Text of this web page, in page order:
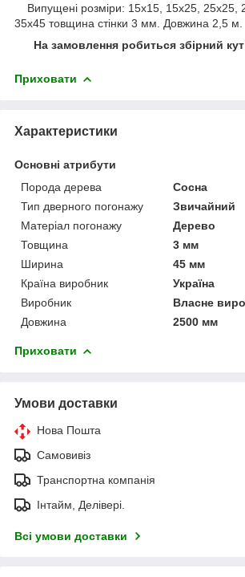
Випущені розміри: 15x15, 15х25, 25x25,
35x45 товщина стінки 3 мм. Довжина 2,5 м.
На замовлення робиться збірний кут
Приховати
Характеристики
Основні атрибути
Порода дерева
Сосна
Тип дверного погонажу
Звичайний
Матеріал погонажу
Дерево
Товщина
3 мм
Ширина
45 мм
Країна виробник
Україна
Виробник
Власне
Довжина
2500 мм
Приховати
Умови доставки
Нова Пошта
Самовивіз
Транспортна компанія
Інтайм, Делівері.
Всі умови доставки